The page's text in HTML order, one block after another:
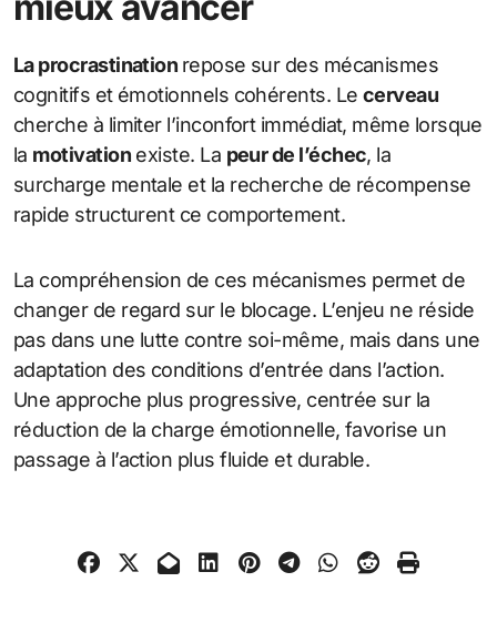
La procrastination repose sur des mécanismes
cognitifs et émotionnels cohérents. Le cerveau
cherche à limiter l’inconfort immédiat, même lorsque
la motivation existe. La peur de l’échec, la
surcharge mentale et la recherche de récompense
rapide structurent ce comportement.
La compréhension de ces mécanismes permet de
changer de regard sur le blocage. L’enjeu ne réside
pas dans une lutte contre soi-même, mais dans une
adaptation des conditions d’entrée dans l’action.
Une approche plus progressive, centrée sur la
réduction de la charge émotionnelle, favorise un
passage à l’action plus fluide et durable.